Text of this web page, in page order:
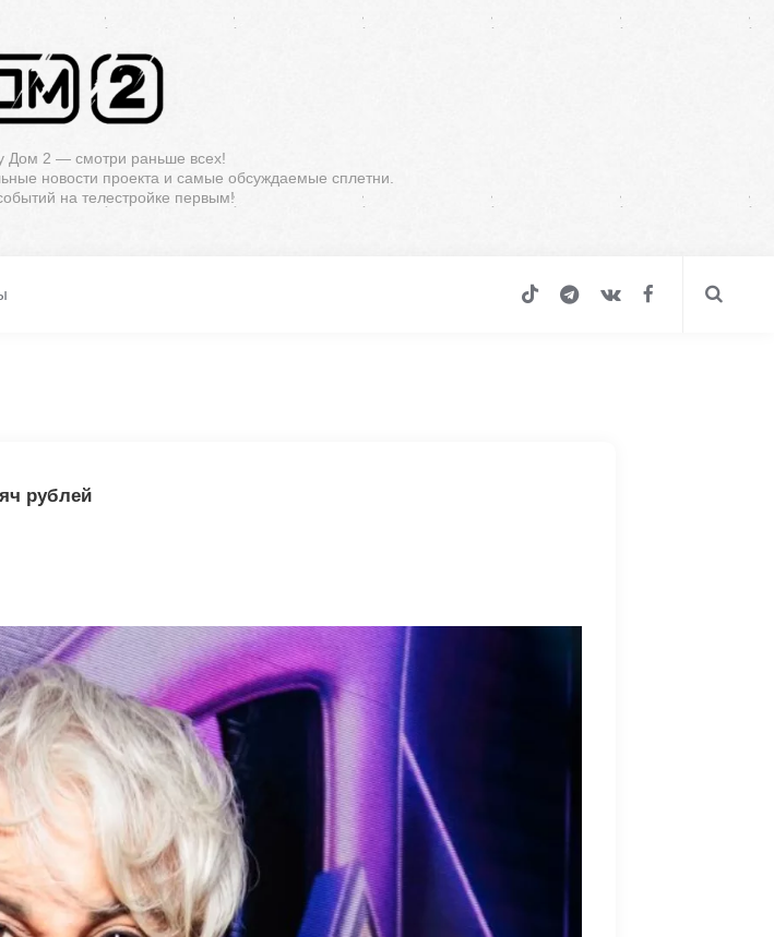
Дом 2 — смотри раньше всех!
новости проекта и самые обсуждаемые сплетни.
на телестройке первым!
рублей